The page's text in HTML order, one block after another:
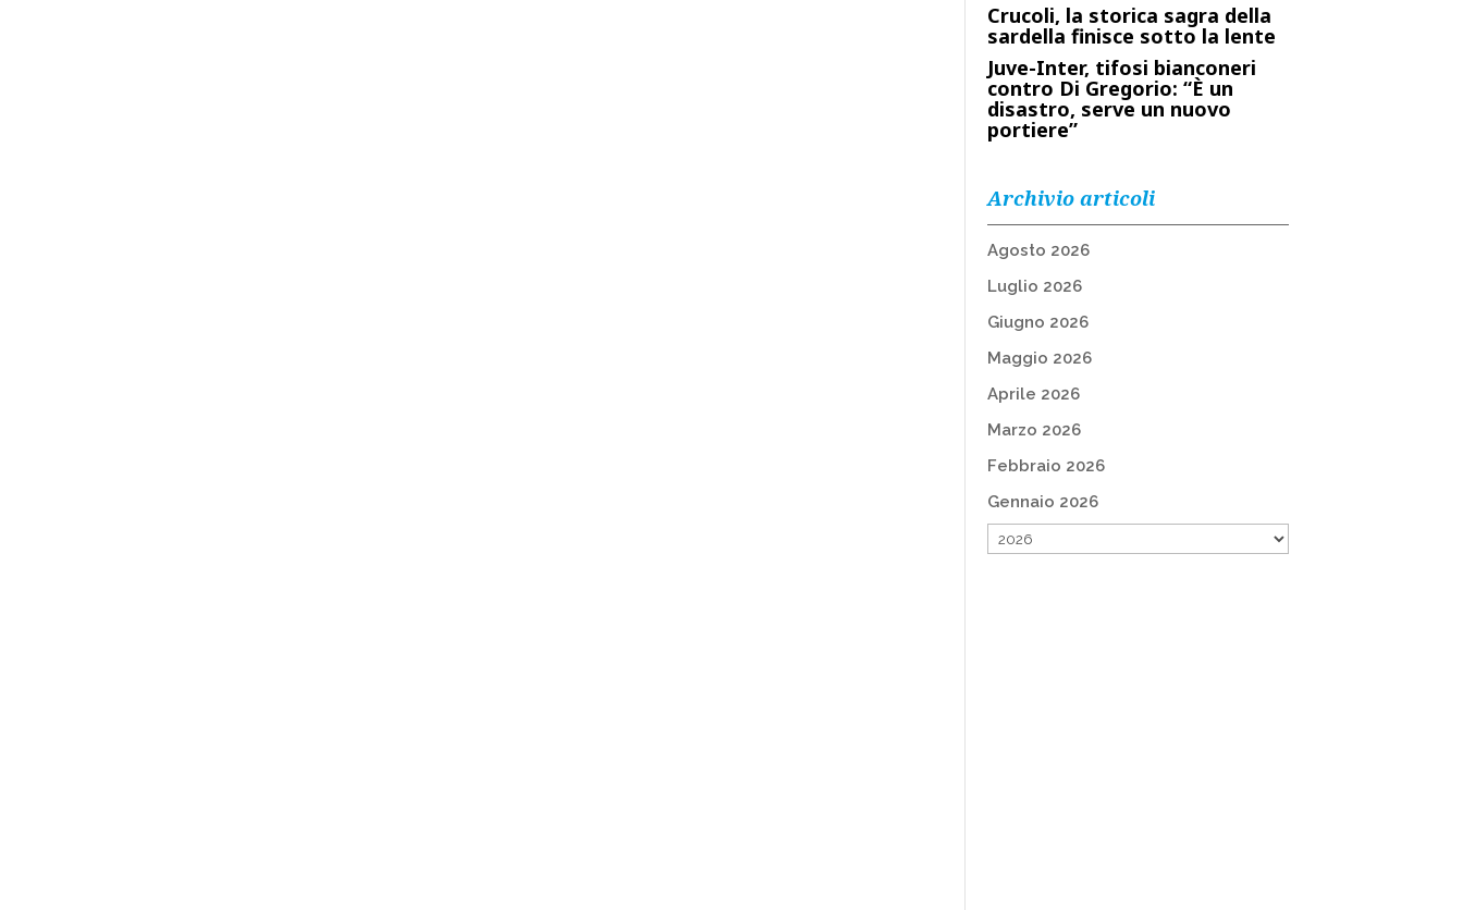
Crucoli, la storica sagra della
sardella finisce sotto la lente
Juve-Inter, tifosi bianconeri
contro Di Gregorio: “È un
disastro, serve un nuovo
portiere”
Archivio articoli
Agosto 2026
Luglio 2026
Giugno 2026
Maggio 2026
Aprile 2026
Marzo 2026
Febbraio 2026
Gennaio 2026